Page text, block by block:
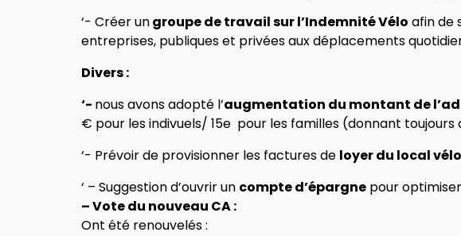
‘- Créer ungroupe de travail sur l’Indemnité Vélo afin de
entreprises, publiques et privées aux déplacements
Divers :
‘- nous avons adopté l’augmentation du montant de
€ pour les indivuels/ 15e pour les familles (donnant
‘- Prévoir de provisionner les factures de loyer du local vélo
‘ – Suggestion d’ouvrir un compte d’épargne pour
– Vote du nouveau CA :
Ont été renouvelés :